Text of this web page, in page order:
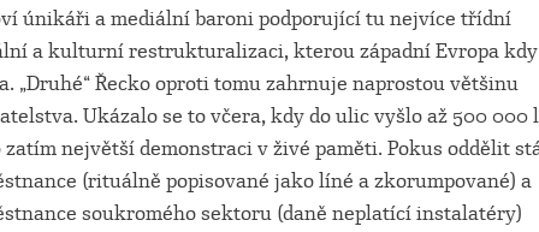
únikáři a mediální baroni podporující tu nejvíce třídní
a kulturní restrukturalizaci, kterou západní Evropa kdy
„Druhé“ Řecko oproti tomu zahrnuje naprostou většinu
Ukázalo se to včera, kdy do ulic vyšlo až 500 000
zatím největší demonstraci v živé paměti. Pokus oddělit
(rituálně popisované jako líné a zkorumpované) a
soukromého sektoru (daně neplatící instalatéry)